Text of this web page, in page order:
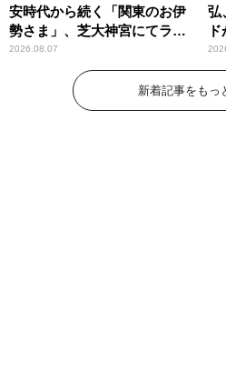
安時代から続く「関東のお伊
勢さま」、芝大神宮にてラン
パンプスが合格祈願！
2026.08.07
弘
ー
新着記事をもっ